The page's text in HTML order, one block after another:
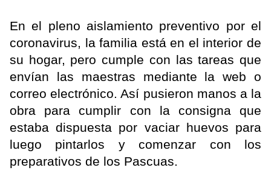
En el pleno aislamiento preventivo por el
coronavirus, la familia está en el interior de
su hogar, pero cumple con las tareas que
envían las maestras mediante la web o
correo electrónico. Así pusieron manos a la
obra para cumplir con la consigna que
estaba dispuesta por vaciar huevos para
luego pintarlos y comenzar con los
preparativos de los Pascuas.